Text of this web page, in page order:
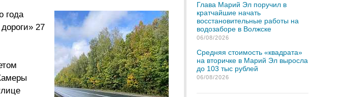
года
27
Глава Марий Эл поручил в
кратчайшие начать
восстановительные работы на
водозаборе в Волжске
06/08/2026
Средняя стоимость «квадрата»
на вторичке в Марий Эл выросла
до 103 тыс рублей
06/08/2026